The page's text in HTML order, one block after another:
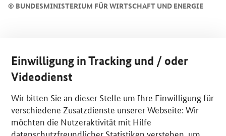
© BUNDESMINISTERIUM FÜR WIRTSCHAFT UND ENERGIE
Einwilligung in Tracking und / oder
Videodienst
Wir bitten Sie an dieser Stelle um Ihre Einwilligung für
verschiedene Zusatzdienste unserer Webseite: Wir
möchten die Nutzeraktivität mit Hilfe
datenschutzfreundlicher Statistiken verstehen, um